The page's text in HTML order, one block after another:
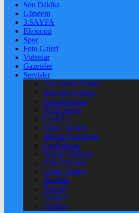
Son Dakika
Gündem
3.SAYFA
Ekonomi
Spor
Foto Galeri
Videolar
Gazeteler
Servisler
Vizyondaki Filmler
Haftanin Filmleri
Hava Durumu
Yol Durumu
Canlı Tv
Yayın Akışları
Nöbetçi Eczaneler
Canlı Borsa
Namaz Vakitleri
Puan Durumu
Kripto Paralar
Dövizler
Hisseler
Altınlar
Pariteler